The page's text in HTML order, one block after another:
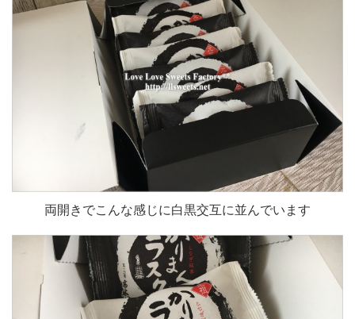
両開きでこんな感じに白黒交互に並んでいます